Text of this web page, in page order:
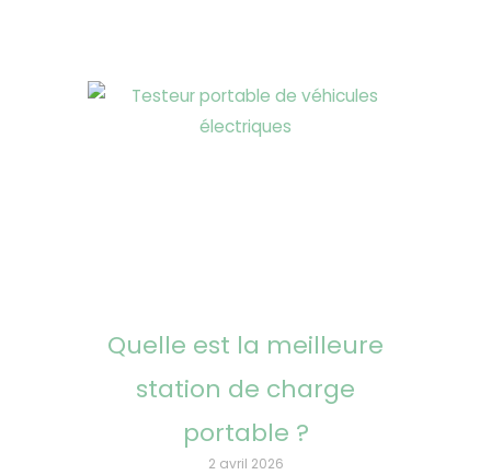
Quelle est la meilleure
station de charge
portable ?
2 avril 2026